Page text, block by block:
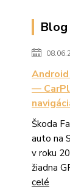
Blog
—
Škoda
auto na
v roku
žiadna
celé